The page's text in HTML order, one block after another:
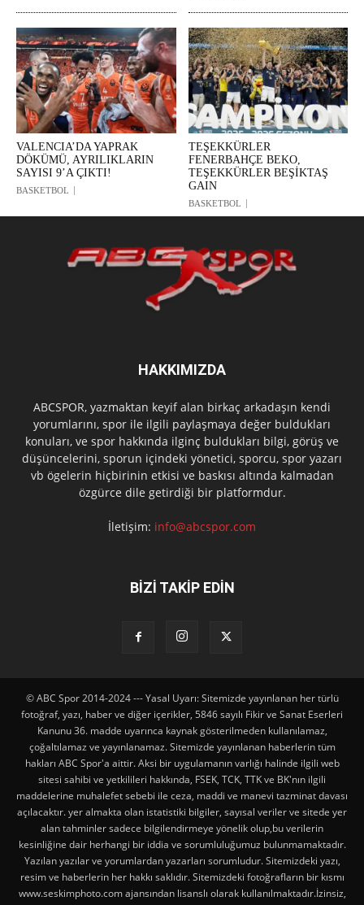
VALENCIA’DA YAPRAK
DÖKÜMÜ, AYRILIKLARIN
SAYISI 9’A ÇIKTI!
BASKETBOL
TEŞEKKÜRLER
FENERBAHÇE BEKO,
TEŞEKKÜRLER BEŞİKTAŞ
GAIN
BASKETBOL
HAKKIMIZDA
ABCSPOR, yazmaktan keyif alan birkaç arkadaşın kendi
yorumlarını, spor ile ilgili paylaşmaya değer buldukları
konuları, ve spor hakkında ilginç buldukları bilgi, görüş ve
düşüncelerini, sporun içindeki yönetici, sporcu, spor yazarı
vb ögelerin hiçbirinin etkisi ve baskısı altında kalmadan
özgürce dile getirdiği bir platformdur.
İletişim: info@abcspor.com
BİZİ TAKİP EDİN
© ABC Spor 2014-2024 --- Yasal Uyarı: Sitemizde yayınlanan her türlü
fotoğraf, yazı, haber ve diğer içerikler, 5846 sayılı Fikir ve Sanat Eserleri
Kanunu 36. madde uyarınca kaynak gösterilmeden kullanılamaz,
çoğaltılamaz ve yayınlanamaz. Sitemizde yayınlanan haberlerin tüm
hakları ABC Spor'a aittir. Aksi bir uygulamanın varlığı halinde ilgili web
sitesi sahibi ve yetkilileri hakkında, FSEK, TCK, TTK ve BK'nın ilgili
maddelerine muhalefet sebebi ile ceza, maddi ve manevi tazminat davası
açılacaktır. yer almakta olan istatistiki bilgiler, sayısal veriler ve sitede yer
alan tahminler sadece bilgilendirmeye yönelik olup,bu verilerin
kesinliğine dair herhangi bir iddia ve sorumluluğumuz bulunmamaktadır.
Yazılan yazılar ve yorumlardan yazarları sorumludur. Sitemizdeki yazı,
resim ve haberlerin her hakkı saklıdır. Sitemizdeki fotoğrafların bir kısmı
www.seskimphoto.com ajansından lisanslı olarak kullanılmaktadır.İzinsiz,